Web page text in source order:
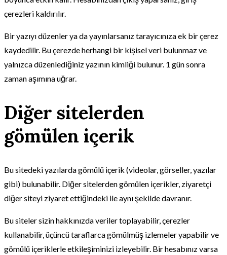
çerezleri kaldırılır.
Bir yazıyı düzenler ya da yayınlarsanız tarayıcınıza ek bir çerez
kaydedilir. Bu çerezde herhangi bir kişisel veri bulunmaz ve
yalnızca düzenlediğiniz yazının kimliği bulunur. 1 gün sonra
zaman aşımına uğrar.
Diğer sitelerden
gömülen içerik
Bu sitedeki yazılarda gömülü içerik (videolar, görseller, yazılar
gibi) bulunabilir. Diğer sitelerden gömülen içerikler, ziyaretçi
diğer siteyi ziyaret ettiğindeki ile aynı şekilde davranır.
Bu siteler sizin hakkınızda veriler toplayabilir, çerezler
kullanabilir, üçüncü taraflarca gömülmüş izlemeler yapabilir ve
gömülü içeriklerle etkileşiminizi izleyebilir. Bir hesabınız varsa